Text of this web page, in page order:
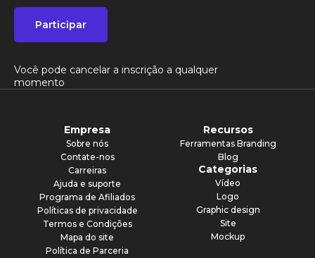
Participar
Você pode cancelar a inscrição a qualquer
momento
Empresa
Sobre nós
Contate-nos
Carreiras
Ajuda e suporte
Programa de Afiliados
Políticas de privacidade
Termos e Condições
Mapa do site
Política de Parceria
Recursos
Ferramentas Branding
Blog
Categorias
Vídeo
Logo
Graphic design
Site
Mockup